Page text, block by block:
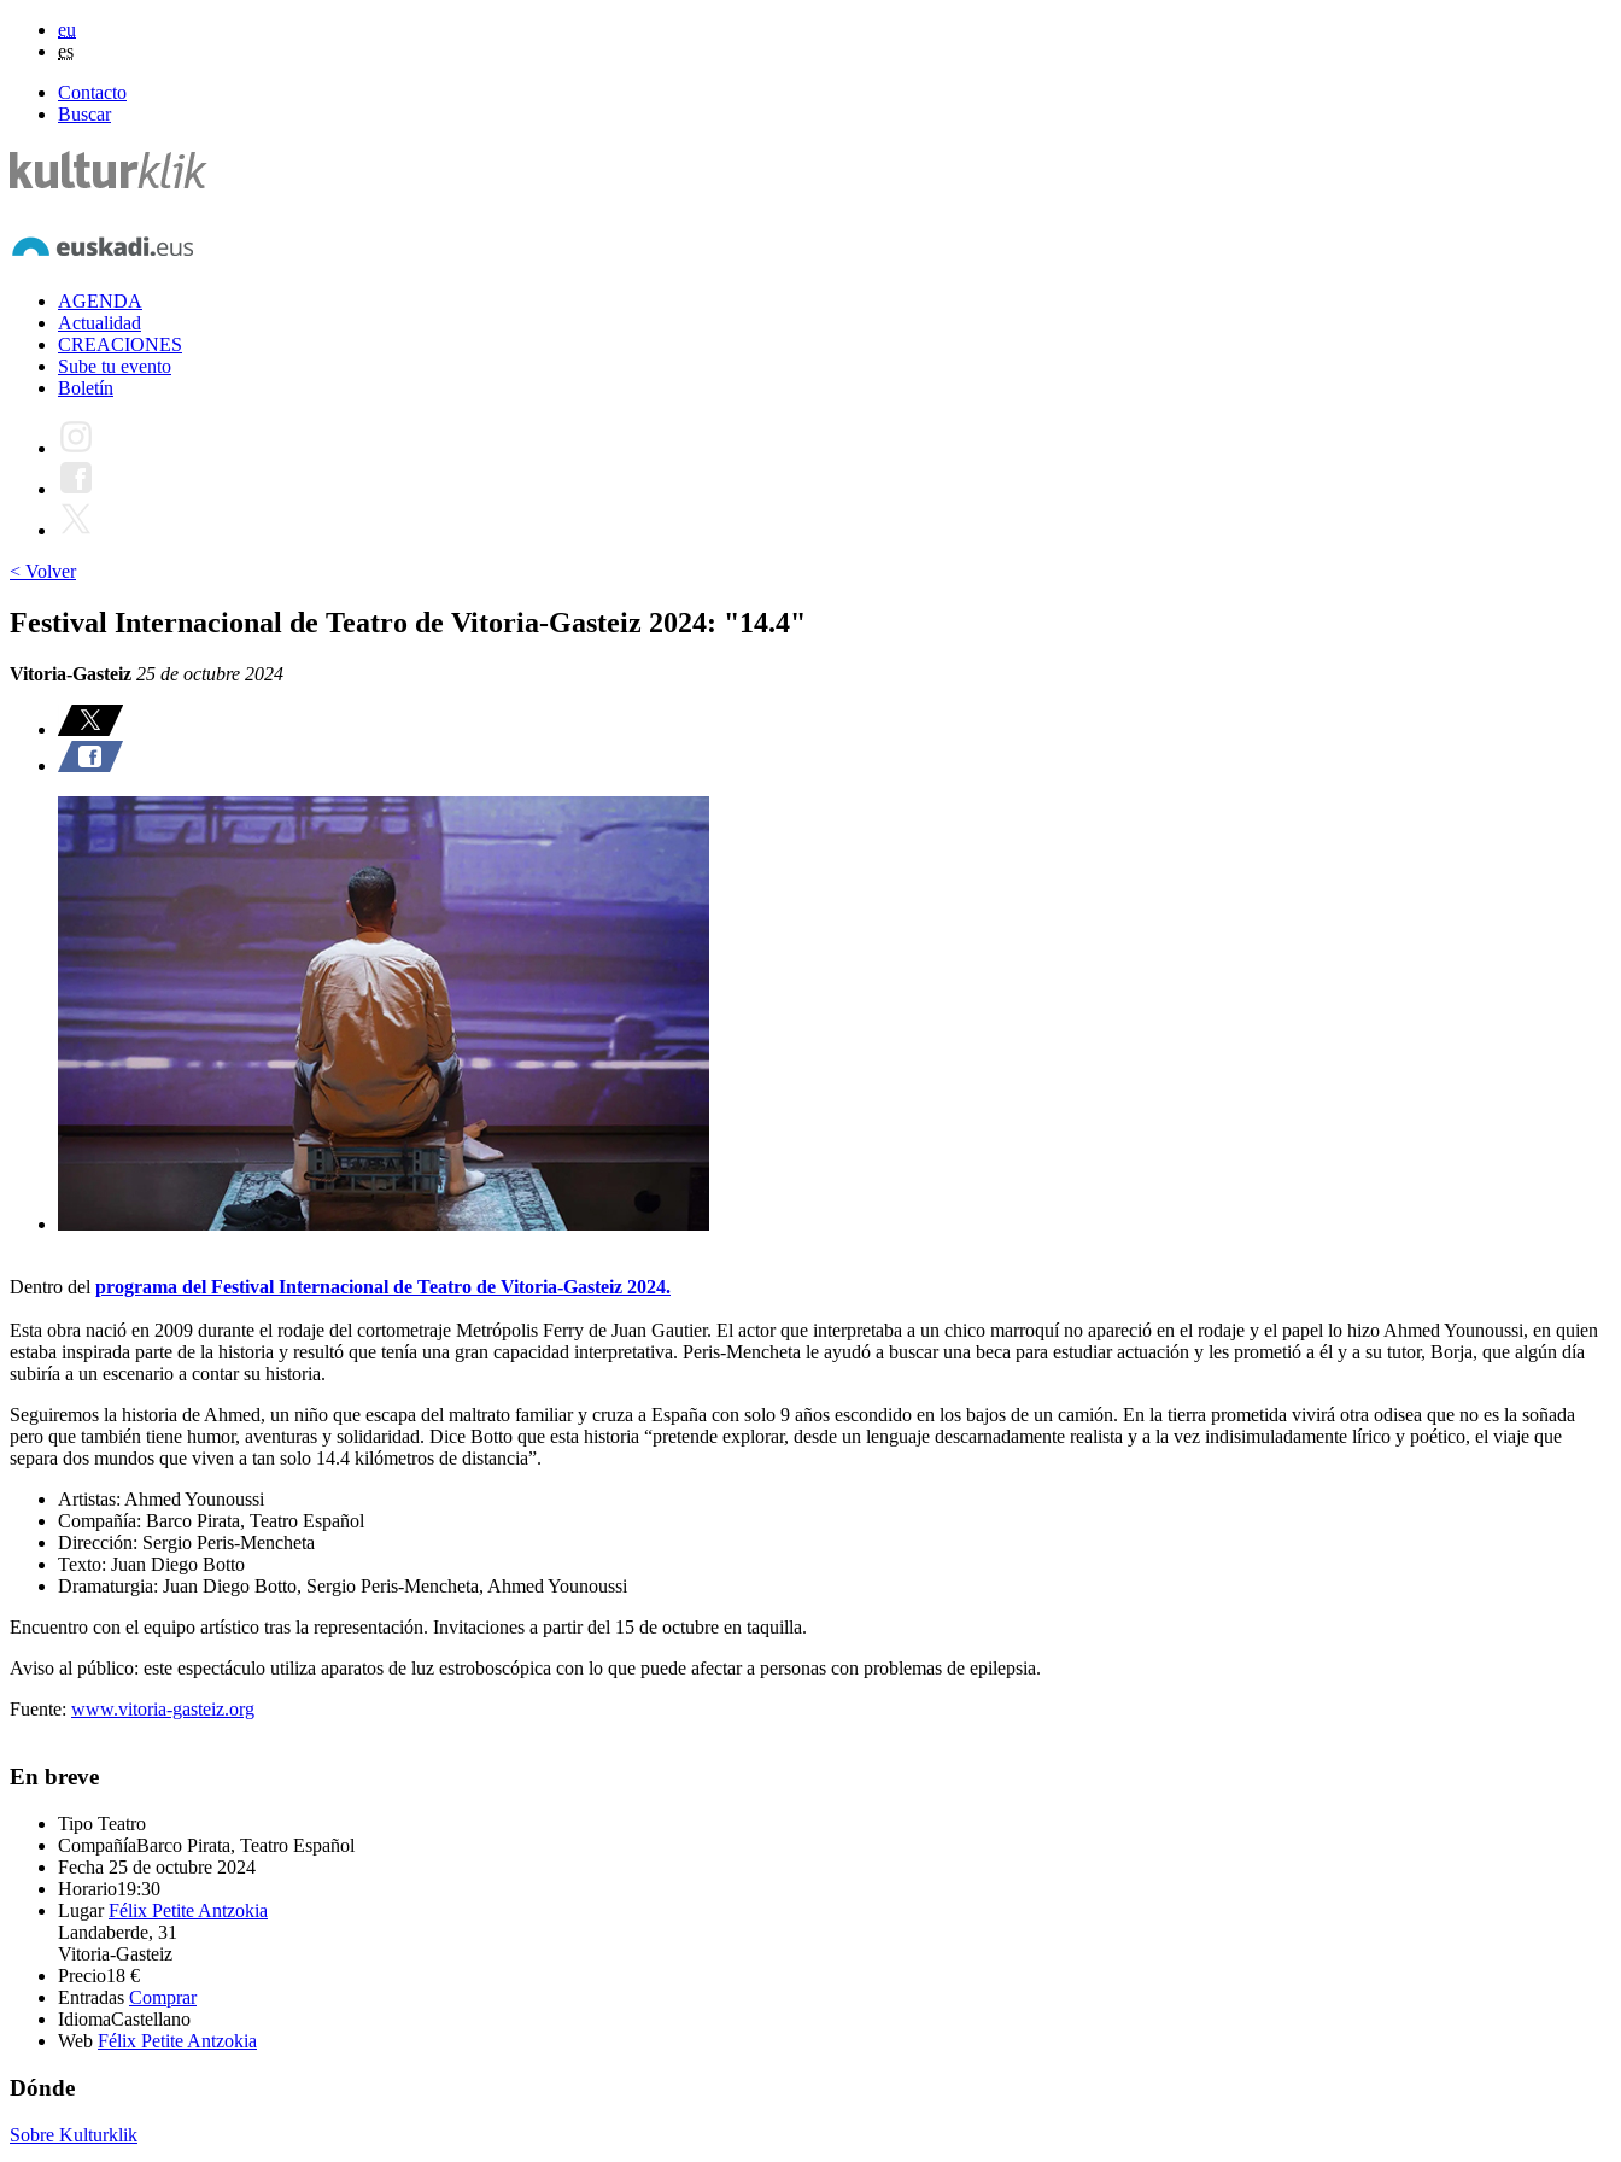
eu
es
Contacto
Buscar
AGENDA
Actualidad
CREACIONES
Sube tu evento
Boletín
< Volver
Festival Internacional de Teatro de Vitoria-Gasteiz 2024: "14.4"
Vitoria-Gasteiz 25 de octubre 2024
Dentro del programa del Festival Internacional de Teatro de Vitoria-Gasteiz 2024.
Esta obra nació en 2009 durante el rodaje del cortometraje Metrópolis Ferry de Juan Gautier. El actor que interpretaba a un chico marroquí no apareció en el rodaje y el papel lo hizo Ahmed Younoussi, en quien
estaba inspirada parte de la historia y resultó que tenía una gran capacidad interpretativa. Peris-Mencheta le ayudó a buscar una beca para estudiar actuación y les prometió a él y a su tutor, Borja, que algún día
subiría a un escenario a contar su historia.
Seguiremos la historia de Ahmed, un niño que escapa del maltrato familiar y cruza a España con solo 9 años escondido en los bajos de un camión. En la tierra prometida vivirá otra odisea que no es la soñada
pero que también tiene humor, aventuras y solidaridad. Dice Botto que esta historia “pretende explorar, desde un lenguaje descarnadamente realista y a la vez indisimuladamente lírico y poético, el viaje que
separa dos mundos que viven a tan solo 14.4 kilómetros de distancia”.
Artistas: Ahmed Younoussi
Compañía: Barco Pirata, Teatro Español
Dirección: Sergio Peris-Mencheta
Texto: Juan Diego Botto
Dramaturgia: Juan Diego Botto, Sergio Peris-Mencheta, Ahmed Younoussi
Encuentro con el equipo artístico tras la representación. Invitaciones a partir del 15 de octubre en taquilla.
Aviso al público: este espectáculo utiliza aparatos de luz estroboscópica con lo que puede afectar a personas con problemas de epilepsia.
Fuente: www.vitoria-gasteiz.org
En breve
Tipo Teatro
CompañíaBarco Pirata, Teatro Español
Fecha 25 de octubre 2024
Horario19:30
Lugar Félix Petite Antzokia
Landaberde, 31
Vitoria-Gasteiz
Precio18 €
Entradas Comprar
IdiomaCastellano
Web Félix Petite Antzokia
Dónde
Sobre Kulturklik